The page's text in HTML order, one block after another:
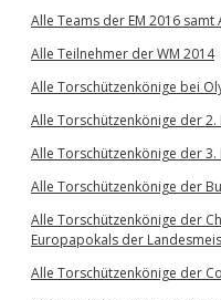
Alle Teams der EM 2016 samt
Alle Teilnehmer der WM 2014
Alle Torschützenkönige bei
Alle Torschützenkönige der 2.
Alle Torschützenkönige der 3.
Alle Torschützenkönige der
Alle Torschützenkönige der
Europapokals der
Alle Torschützenkönige der